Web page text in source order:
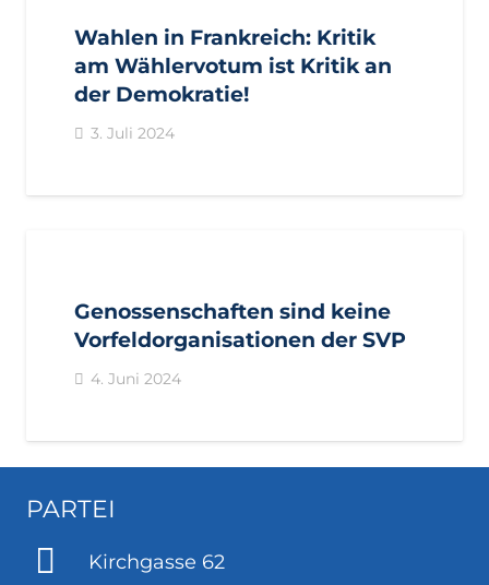
Wahlen in Frankreich: Kritik
am Wählervotum ist Kritik an
der Demokratie!
3. Juli 2024
Genossenschaften sind keine
Vorfeldorganisationen der SVP
4. Juni 2024
PARTEI
Kirchgasse 62